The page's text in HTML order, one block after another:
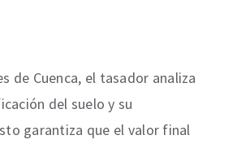
de Cuenca, el tasador analiza
del suelo y su
garantiza que el valor final